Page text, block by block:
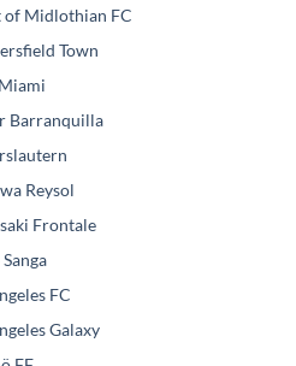
of Midlothian FC
Town
Barranquilla
Reysol
Frontale
FC
Galaxy